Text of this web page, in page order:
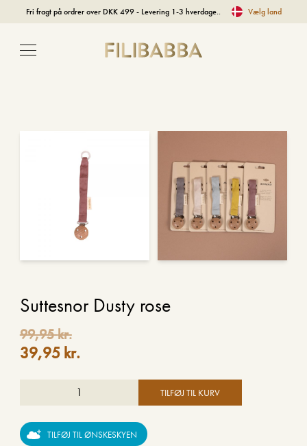
Fri fragt på ordrer over DKK 499 - Levering 1-3 hverdage.. Vælg land
Suttesnor Dusty rose
99,95kr.
39,95 kr.
TILFØJ TIL KURV
TILFØJ TIL ØNSKESKYEN